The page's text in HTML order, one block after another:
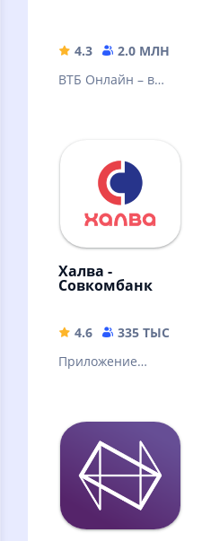
4.3 2.0 МЛН
ВТБ Онлайн – в
Халва -
Совкомбанк
4.6 335 ТЫС
Приложение
банковский офис
на экране
смартфона!